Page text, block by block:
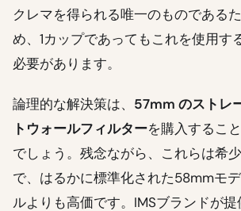
クレマを得られる唯一のものであるた
め、1カップであってもこれを使用す
必要があります。
論理的な解決策は、 57mm のストレ
トウォールフィルターを購入すること
でしょう。残念ながら、これらは希少
で、はるかに標準化された58mmモデ
ルよりも高価です。IMSブランドが提